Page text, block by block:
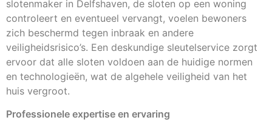
slotenmaker in Delfshaven, de sloten op een woning
controleert en eventueel vervangt, voelen bewoners
zich beschermd tegen inbraak en andere
veiligheidsrisico’s. Een deskundige sleutelservice zorgt
ervoor dat alle sloten voldoen aan de huidige normen
en technologieën, wat de algehele veiligheid van het
huis vergroot.
Professionele expertise en ervaring